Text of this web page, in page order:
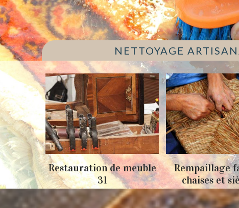
NETTOYAGE
31
Restauration de meuble
31
Rempaillage
chaises et